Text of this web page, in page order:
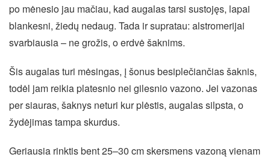
po mėnesio jau mačiau, kad augalas tarsi sustojęs, lapai
blankesni, žiedų nedaug. Tada ir supratau: alstromerijai
svarbiausia – ne grožis, o erdvė šaknims.
Šis augalas turi mėsingas, į šonus besiplečiančias šaknis,
todėl jam reikia platesnio nei gilesnio vazono. Jei vazonas
per siauras, šaknys neturi kur plėstis, augalas silpsta, o
žydėjimas tampa skurdus.
Geriausia rinktis bent 25–30 cm skersmens vazoną vienam